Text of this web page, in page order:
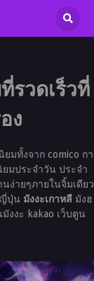
รวดเร็วที่
ง
มทั้งจาก comico กา
มประจำวัน ประจำ
ง่ายๆภายในจิ้มเดียว
ปุ่น มังงะเกาหลีมังฮ
งงะ kakao เว็บตูน